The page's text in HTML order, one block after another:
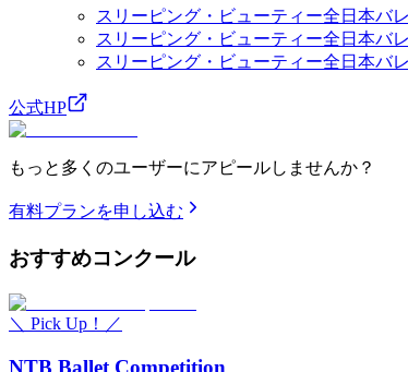
スリーピング・ビューティー全日本バ
スリーピング・ビューティー全日本バ
スリーピング・ビューティー全日本バ
公式HP
もっと多くのユーザーにアピールしませんか？
有料プランを申し込む
おすすめコンクール
＼ Pick Up！／